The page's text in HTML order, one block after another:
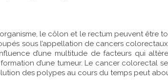
le côlon et le rectum peuvent
sous l’appellation de cancers
d’une multitude de facteurs qui
d’une tumeur. Le cancer colorectal
des polypes au cours du temps peut